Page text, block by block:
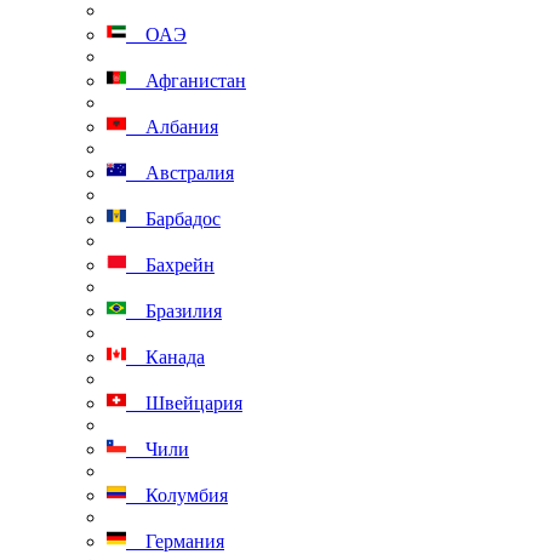
ОАЭ
Афганистан
Албания
Австралия
Барбадос
Бахрейн
Бразилия
Канада
Швейцария
Чили
Колумбия
Германия